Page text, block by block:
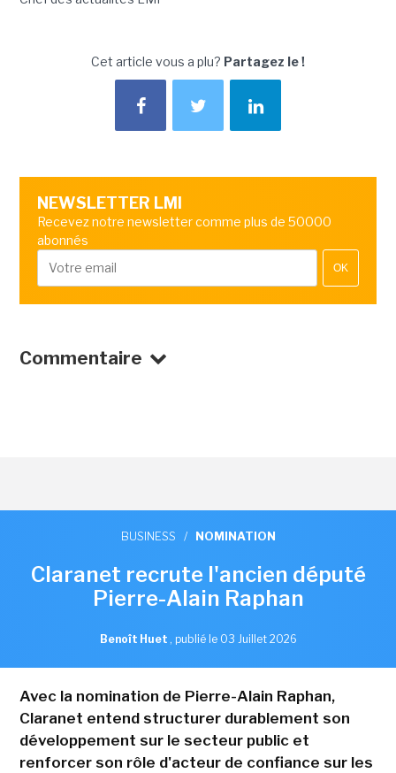
Cet article vous a plu? Partagez le !
NEWSLETTER LMI
Recevez notre newsletter comme plus de 50000
abonnés
OK
Commentaire
BUSINESS / NOMINATION
Claranet recrute l'ancien député
Pierre-Alain Raphan
Benoît Huet , publié le 03 Juillet 2026
Avec la nomination de Pierre-Alain Raphan,
Claranet entend structurer durablement son
développement sur le secteur public et
renforcer son rôle d'acteur de confiance sur les